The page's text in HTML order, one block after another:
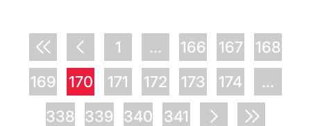
1 ... 166 167
168
169
170 171 172 173 174
...
338
339 340 341